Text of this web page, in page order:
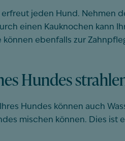
jeden Hund. Nehmen
einen Kauknochen kann
ebenfalls zur
Hundes
Hundes können auch
mischen können. Dies